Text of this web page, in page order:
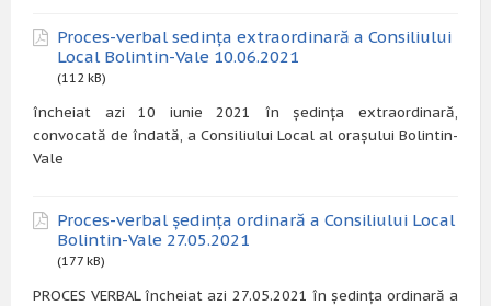
Proces-verbal sedința extraordinară a Consiliului
Local Bolintin-Vale 10.06.2021
(112 kB)
încheiat azi 10 iunie 2021 în ședința extraordinară,
convocată de îndată, a Consiliului Local al orașului Bolintin-
Vale
Proces-verbal ședința ordinară a Consiliului Local
Bolintin-Vale 27.05.2021
(177 kB)
PROCES VERBAL încheiat azi 27.05.2021 în ședința ordinară a